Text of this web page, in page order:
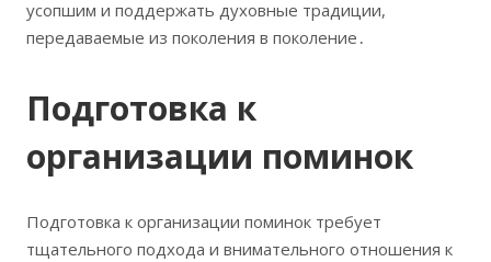
усопшим и поддержать духовные традиции,
передаваемые из поколения в поколение․
Подготовка к
организации поминок
Подготовка к организации поминок требует
тщательного подхода и внимательного отношения к